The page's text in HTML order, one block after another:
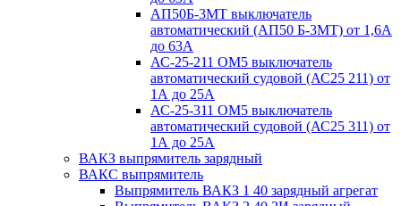
АП50Б-3МТ выключатель
автоматический (АП50 Б-3МТ) от 1,6А
до 63А
АС-25-211 ОМ5 выключатель
автоматический судовой (АС25 211) от
1А до 25А
АС-25-311 ОМ5 выключатель
автоматический судовой (АС25 311) от
1А до 25А
ВАКЗ выпрямитель зарядный
ВАКС выпрямитель
Выпрямитель ВАКЗ 1 40 зарядный агрегат